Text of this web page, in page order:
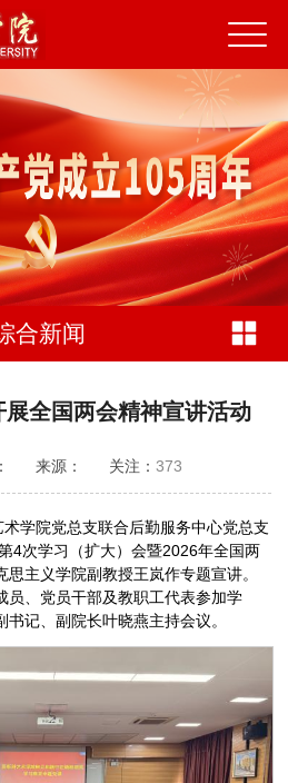
合新闻
全国两会精神宣讲活动
来源： 关注： 373
学院党总支联合后勤服务中心党总支
4次学习（扩大）会暨2026年全国两
主义学院副教授王岚作专题宣讲。
员、党员干部及教职工代表参加学
记、副院长叶晓燕主持会议。